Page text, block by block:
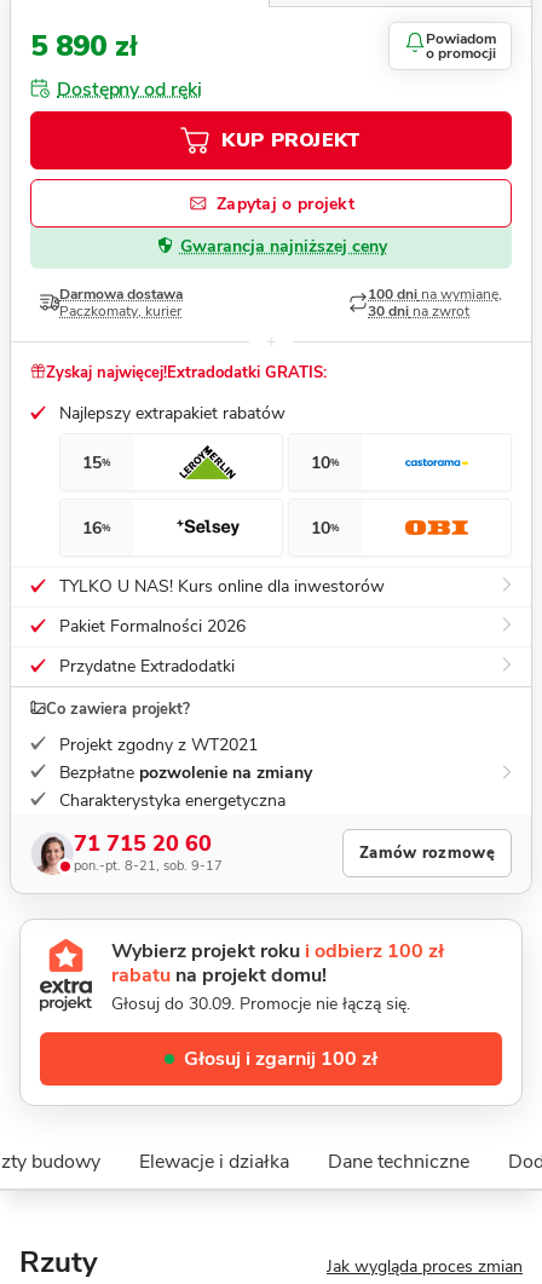
5 890 zł Powiadom
o promocji
Dostępny od ręki
KUP PROJEKT
Zapytaj o projekt
Gwarancja najniższej ceny
Darmowa dostawa
Paczkomaty, kurier
100 dni na wymianę,
30 dni na zwrot
Zyskaj najwięcej!Extradodatki GRATIS:
Najlepszy extrapakiet rabatów
15% 10%
16% 10%
TYLKO U NAS! Kurs online dla inwestorów
Pakiet Formalności 2026
Przydatne Extradodatki
Co zawiera projekt?
Projekt zgodny z WT2021
Bezpłatne pozwolenie na zmiany
Charakterystyka energetyczna
71 715 20 60
pon.-pt. 8-21, sob. 9-17
Zamów rozmowę
Wybierz projekt roku i odbierz 100 zł
rabatu na projekt domu!
Głosuj do 30.09. Promocje nie łączą się.
Głosuj i zgarnij 100 zł
budowy Elewacje i działka Dane techniczne
Rzuty Jak wygląda proces zmian